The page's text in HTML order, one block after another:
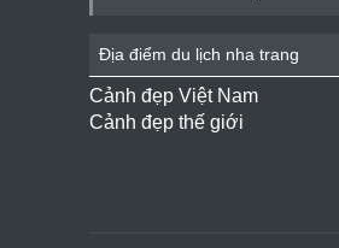
Địa điểm du lịch nha trang
Cảnh đẹp Việt Nam
Cảnh đẹp thế giới